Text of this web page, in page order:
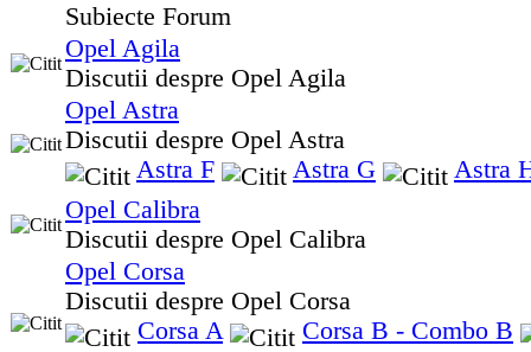
Subiecte Forum
Opel Agila
Discutii despre Opel Agila
Opel Astra
Discutii despre Opel Astra
Astra F
Astra G
Astra
Opel Calibra
Discutii despre Opel Calibra
Opel Corsa
Discutii despre Opel Corsa
Corsa A
Corsa B - Combo B